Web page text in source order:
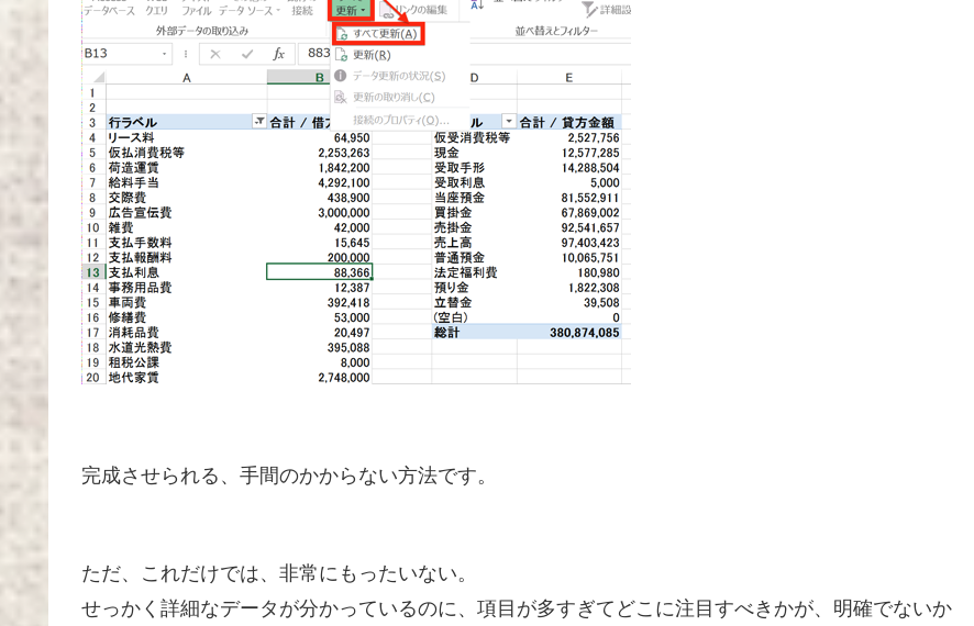
完成させられる、手間のかからない方法です。
ただ、これだけでは、非常にもったいない。
せっかく詳細なデータが分かっているのに、項目が多すぎてどこに注目すべきかが、明確でないか